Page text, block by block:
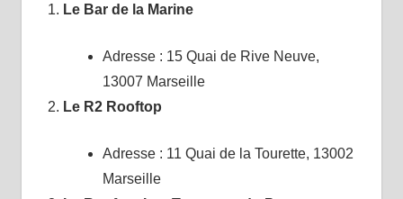
Le Bar de la Marine
Adresse : 15 Quai de Rive Neuve,
13007 Marseille
Le R2 Rooftop
Adresse : 11 Quai de la Tourette, 13002
Marseille